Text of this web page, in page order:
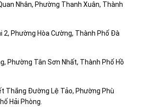
Nhân, Phường Thanh Xuân, Thành
2, Phường Hòa Cường, Thành Phố Đà
Phường Tân Sơn Nhất, Thành Phố Hồ
Thắng Đường Lệ Tảo, Phường Phù
Hải Phòng.